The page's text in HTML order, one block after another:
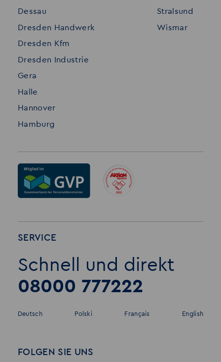
Datenschutz
Impressum
Dessau
Dresden Handwerk
Dresden Kfm
Dresden Industrie
Gera
Halle
Hannover
Hamburg
Stralsund
Wismar
SERVICE
Schnell und direkt
08000 777222
Deutsch Polski Français English
FOLGEN SIE UNS